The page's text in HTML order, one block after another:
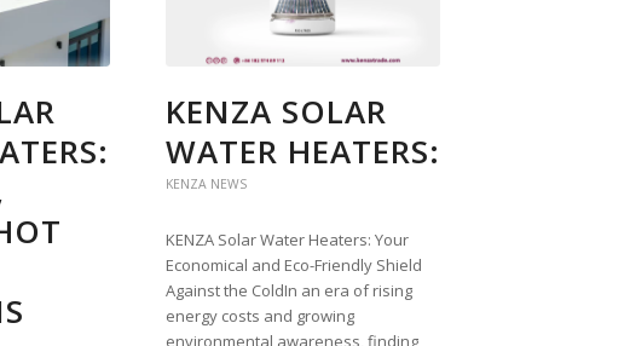
KENZA SOLAR
WATER HEATERS:
KENZA NEWS
KENZA Solar Water Heaters: Your
Economical and Eco-Friendly Shield
Against the ColdIn an era of rising
energy costs and growing
environmental awareness, finding